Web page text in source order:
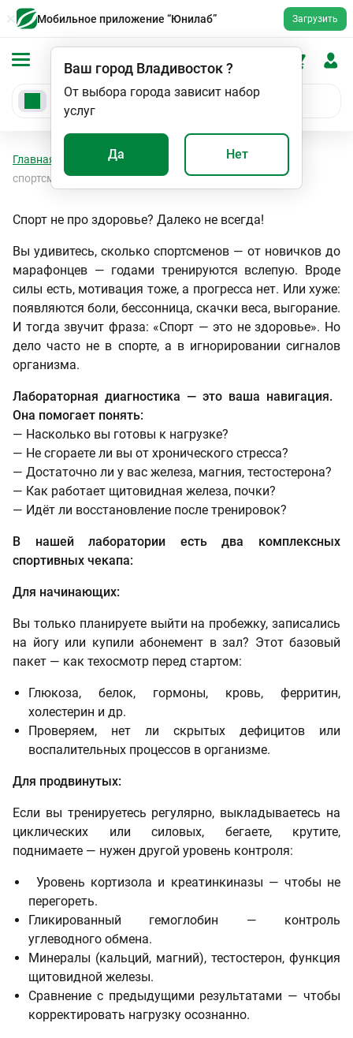
Мобильное приложение “Юнилаб” Загрузить
Ваш город Владивосток?
От выбора города зависит набор
услуг
Да Нет
Главная Статьи
Комплексные обследования для
спортсменов
Спорт не про здоровье? Далеко не всегда!
Вы удивитесь, сколько спортсменов — от новичков до
марафонцев — годами тренируются вслепую. Вроде
силы есть, мотивация тоже, а прогресса нет. Или хуже:
появляются боли, бессонница, скачки веса, выгорание.
И тогда звучит фраза: «Спорт — это не здоровье». Но
дело часто не в спорте, а в игнорировании сигналов
организма.
Лабораторная диагностика — это ваша навигация.
Она помогает понять:
— Насколько вы готовы к нагрузке?
— Не сгораете ли вы от хронического стресса?
— Достаточно ли у вас железа, магния, тестостерона?
— Как работает щитовидная железа, почки?
— Идёт ли восстановление после тренировок?
В нашей лаборатории есть два комплексных
спортивных чекапа:
Для начинающих:
Вы только планируете выйти на пробежку, записались
на йогу или купили абонемент в зал? Этот базовый
пакет — как техосмотр перед стартом:
Глюкоза, белок, гормоны, кровь, ферритин,
холестерин и др.
Проверяем, нет ли скрытых дефицитов или
воспалительных процессов в организме.
Для продвинутых:
Если вы тренируетесь регулярно, выкладываетесь на
циклических или силовых, бегаете, крутите,
поднимаете — нужен другой уровень контроля:
Уровень кортизола и креатинкиназы — чтобы не
перегореть.
Гликированный гемоглобин — контроль
углеводного обмена.
Минералы (кальций, магний), тестостерон, функция
щитовидной железы.
Сравнение с предыдущими результатами — чтобы
корректировать нагрузку осознанно.